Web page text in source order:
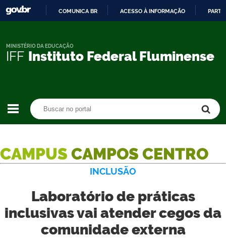
CONTEÚDO
COMUNICA BR ACESSO À INFORMAÇÃO
IFF Instituto Federal Fluminense
MINISTÉRIO DA EDUCAÇÃO
CAMPUS CAMPOS CENTRO
INCLUSÃO
Laboratório de práticas
inclusivas vai atender cegos da
comunidade externa